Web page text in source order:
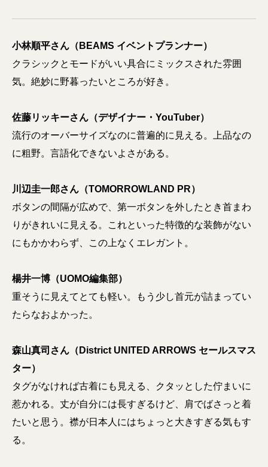
小林順平さん（BEAMS イベントプランナー）
クラシックとモードがいい具合にミックスされた雰囲
気。絶妙に野暮ったいところが好き。
佐藤リッキーさん（デザイナー・YouTuber）
流行のオーバーサイズなのに普遍的に見える。上品なの
に粗野。言語化できないよさがある。
川辺圭一郎さん（TOMORROWLAND PR）
ボタンの間隔が広めで、第一ボタンを外したとき首まわ
りがきれいに見える。これといった特徴的な装飾がない
にもかかわらず、この上なくエレガント。
楊井一博（UOMO編集部）
重そうに見えてとても軽い。もう少し首元が詰まってい
たらなおよかった。
森山真司さん（District UNITED ARROWS セールスマス
ター）
タグがなければ古着にも見える、クタッとした佇まいに
惹かれる。丈が自分には長すぎるけど、肩でばさっと着
たいと思う。襟が日本人にはちょっと大きすぎる気もす
る。